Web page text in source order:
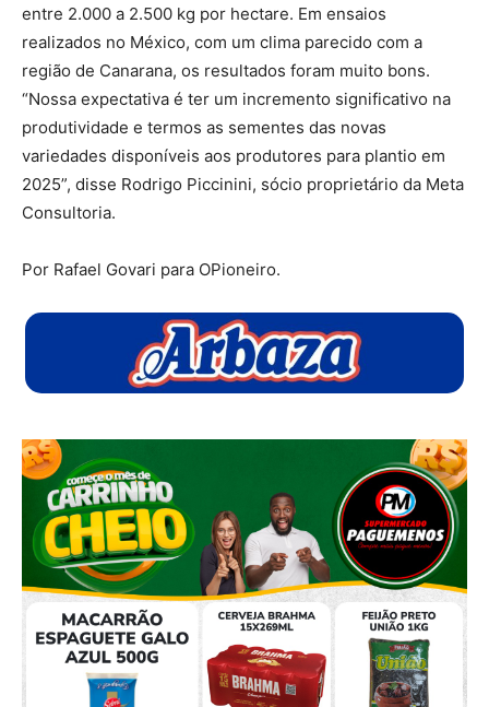
entre 2.000 a 2.500 kg por hectare. Em ensaios
realizados no México, com um clima parecido com a
região de Canarana, os resultados foram muito bons.
“Nossa expectativa é ter um incremento significativo na
produtividade e termos as sementes das novas
variedades disponíveis aos produtores para plantio em
2025”, disse Rodrigo Piccinini, sócio proprietário da Meta
Consultoria.
Por Rafael Govari para OPioneiro.